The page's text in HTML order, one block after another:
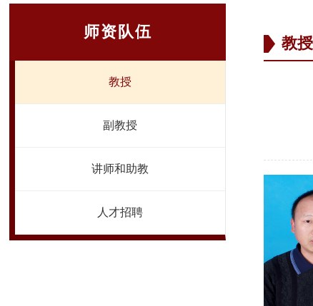
师资队伍
教授
副教授
讲师和助教
人才招聘
教授